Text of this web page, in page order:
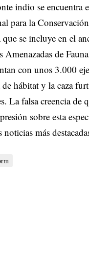
indio se encuentra
para la
que se incluye en el
Amenazadas de
con unos 3.000
hábitat y la caza
La falsa creencia de
sobre esta
noticias más